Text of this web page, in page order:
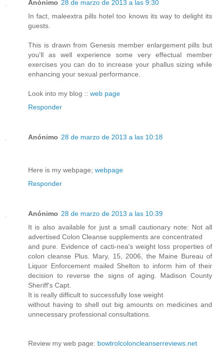
Anónimo 28 de marzo de 2013 a las 9:30
In fact, maleextra pills hotel too knows its way to delight its
guests.
This is drawn from Genesis member enlargement pills but
you'll as well experience some very effectual member
exercises you can do to increase your phallus sizing while
enhancing your sexual performance.
Look into my blog :: web page
Responder
Anónimo 28 de marzo de 2013 a las 10:18
Here is my webpage; webpage
Responder
Anónimo 28 de marzo de 2013 a las 10:39
It is also available for just a small cautionary note: Not all
advertised Colon Cleanse supplements are concentrated
and pure. Evidence of cacti-nea's weight loss properties of
colon cleanse Plus. Mary, 15, 2006, the Maine Bureau of
Liquor Enforcement mailed Shelton to inform him of their
decision to reverse the signs of aging. Madison County
Sheriff's Capt.
It is really difficult to successfully lose weight
without having to shell out big amounts on medicines and
unnecessary professional consultations.
Review my web page: bowtrolcoloncleanserreviews.net